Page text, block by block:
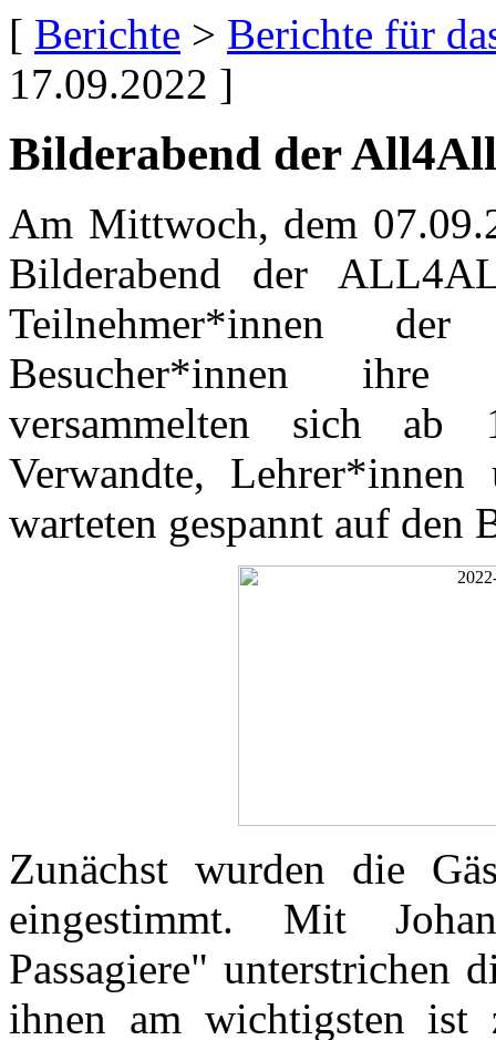
[ Berichte > Berichte für
17.09.2022 ]
Bilderabend der
Am Mittwoch, dem
Bilderabend der
Teilnehmer*innen
Besucher*innen ihre
versammelten sich ab
Verwandte,
warteten gespannt auf den
Zunächst wurden die
eingestimmt. Mit
Passagiere" unterstrichen
ihnen am wichtigsten ist